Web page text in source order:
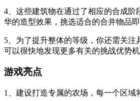
4、这些建筑物在通过了相应的合成阶
华的造型效果，挑选适合的合并物品即
5、为了提升整体的等级，你还需关注
可以很快地发现更多有关的挑战优势机
游戏亮点
1、建设打造专属的农场，每一个区域